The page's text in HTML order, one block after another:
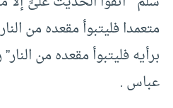
متعمدا فليتبوأ مقعده من
برأيه فليتبوأ مقعده من
عباس .‏